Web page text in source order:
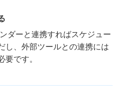
ダーと連携すればスケジュー
し、外部ツールとの連携には
要です。